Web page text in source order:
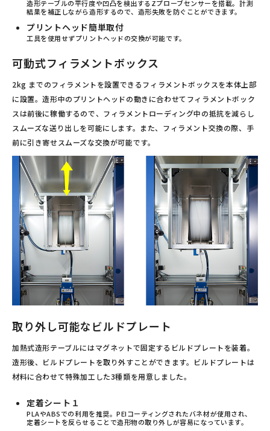
造形テーブルの平行度や凹凸を検出するZプローブセンサーを搭載。計測
結果を補正しながら造形するので、造形失敗を防ぐことができます。
プリントヘッド簡単取付
工具を使用せずプリントヘッドの交換が可能です。
可動式フィラメントボックス
2kg までのフィラメントを設置できるフィラメントボックスを本体上部
に設置。造形中のプリントヘッドの動きに合わせてフィラメントボック
スは前後に稼働するので、フィラメントローディング中の抵抗を減らし
スムーズな送り出しを可能にします。また、フィラメント交換の際、手
前に引き寄せスムーズな交換が可能です。
取り外し可能なビルドプレート
加熱式造形テーブルにはマグネットで固定するビルドプレートを装着。
造形後、ビルドプレートを取り外すことができます。ビルドプレートは
材料に合わせて特殊加工した3種類を用意しました。
定着シート１
PLAやABSでの利用を推奨。PEIコーティングされたバネ材が使用され、
定着シートを反らせることで造形物の取り外しが容易になっています。